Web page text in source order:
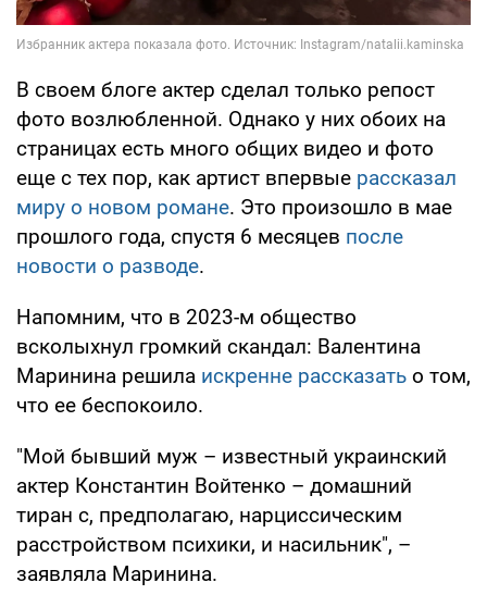
В своем блоге актер сделал только репост
фото возлюбленной. Однако у них обоих на
страницах есть много общих видео и фото
еще с тех пор, как артист впервые рассказал
миру о новом романе. Это произошло в мае
прошлого года, спустя 6 месяцев после
новости о разводе.
Напомним, что в 2023-м общество
всколыхнул громкий скандал: Валентина
Маринина решила искренне рассказать о том,
что ее беспокоило.
"Мой бывший муж – известный украинский
актер Константин Войтенко – домашний
тиран с, предполагаю, нарциссическим
расстройством психики, и насильник", –
заявляла Маринина.